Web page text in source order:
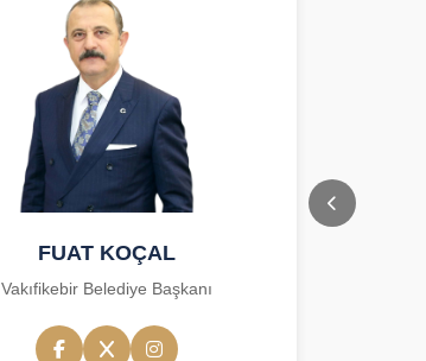
FUAT KOÇAL
Vakıfikebir Belediye Başkanı